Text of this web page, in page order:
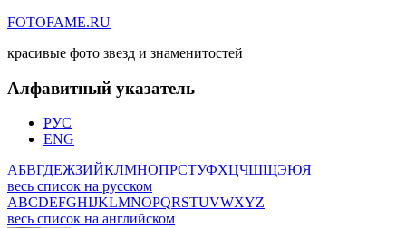
FOTOFAME.RU
красивые фото звезд и знаменитостей
Алфавитный указатель
РУС
ENG
АБВГДЕЖЗИЙКЛМНОПРСТУФХЦЧШЩЭЮЯ
весь список на русском
ABCDEFGHIJKLMNOPQRSTUVWXYZ
весь список на английском